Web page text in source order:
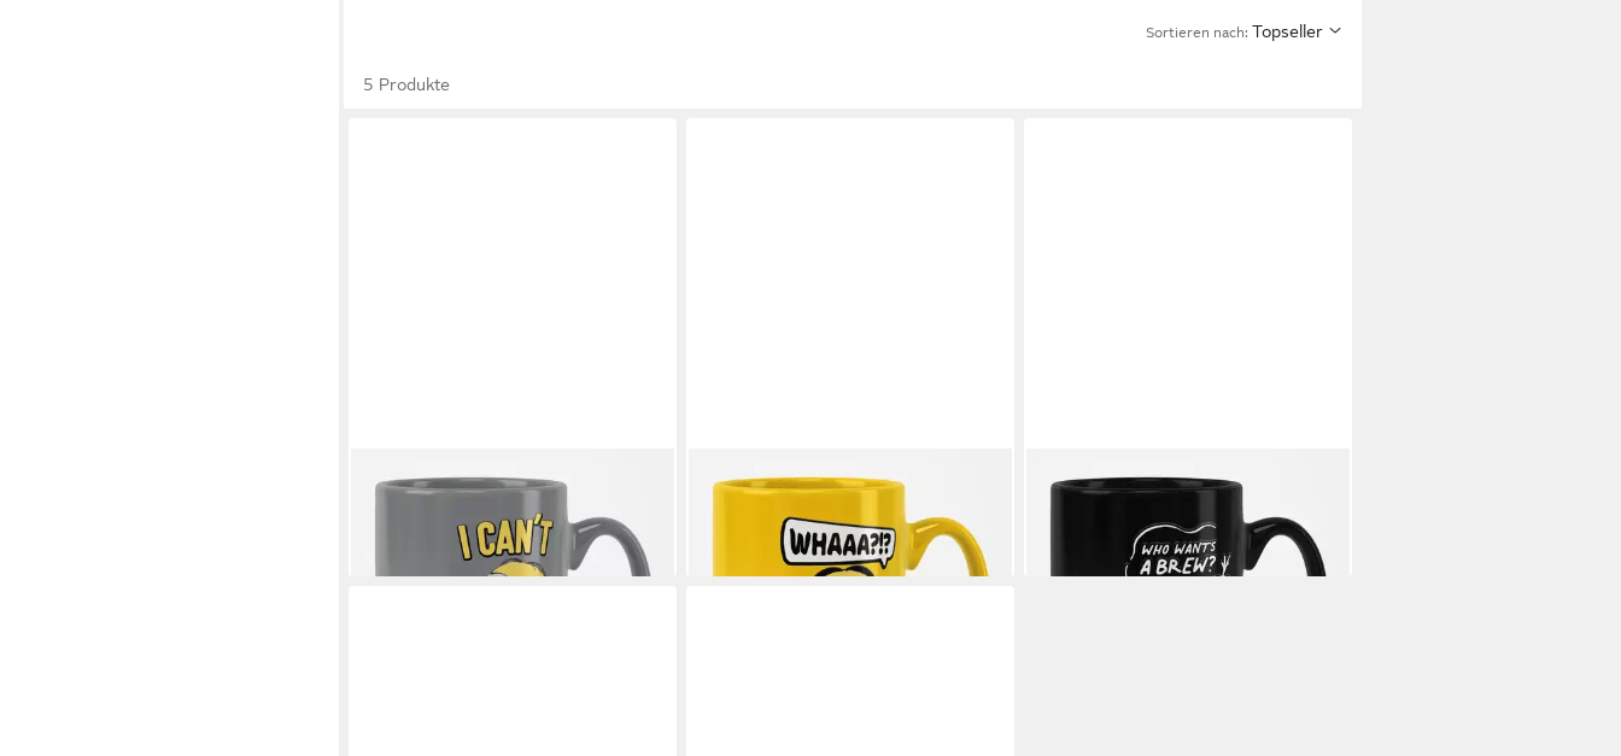
Sortieren nach: Topseller
5 Produkte
MINIONS
Becher I Can't Adult Today! Mug
lieferbar - in 7-9 Werktagen bei dir
MINIONS
Becher Whaaa?!? Mug
lieferbar - in 7-9 Werktagen bei dir
MINIONS
Becher Who Wants A Brew Mug
lieferbar - in 7-9 Werktagen bei dir